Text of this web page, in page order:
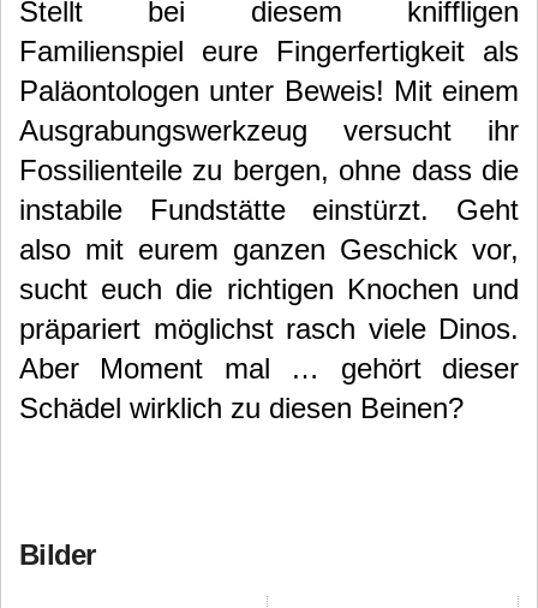
Stellt bei diesem kniffligen
Familienspiel eure Fingerfertigkeit als
Paläontologen unter Beweis! Mit einem
Ausgrabungswerkzeug versucht ihr
Fossilienteile zu bergen, ohne dass die
instabile Fundstätte einstürzt. Geht
also mit eurem ganzen Geschick vor,
sucht euch die richtigen Knochen und
präpariert möglichst rasch viele Dinos.
Aber Moment mal … gehört dieser
Schädel wirklich zu diesen Beinen?
Bilder